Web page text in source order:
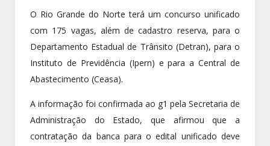
O Rio Grande do Norte terá um concurso unificado
com 175 vagas, além de cadastro reserva, para o
Departamento Estadual de Trânsito (Detran), para o
Instituto de Previdência (Ipern) e para a Central de
Abastecimento (Ceasa).
A informação foi confirmada ao g1 pela Secretaria de
Administração do Estado, que afirmou que a
contratação da banca para o edital unificado deve